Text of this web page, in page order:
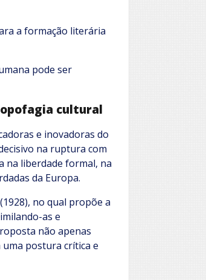
a formação literária
pode ser
cultural
e inovadoras do
na ruptura com
na liberdade formal, na
da Europa.
(1928), no qual propõe a
as e
não apenas
postura crítica e